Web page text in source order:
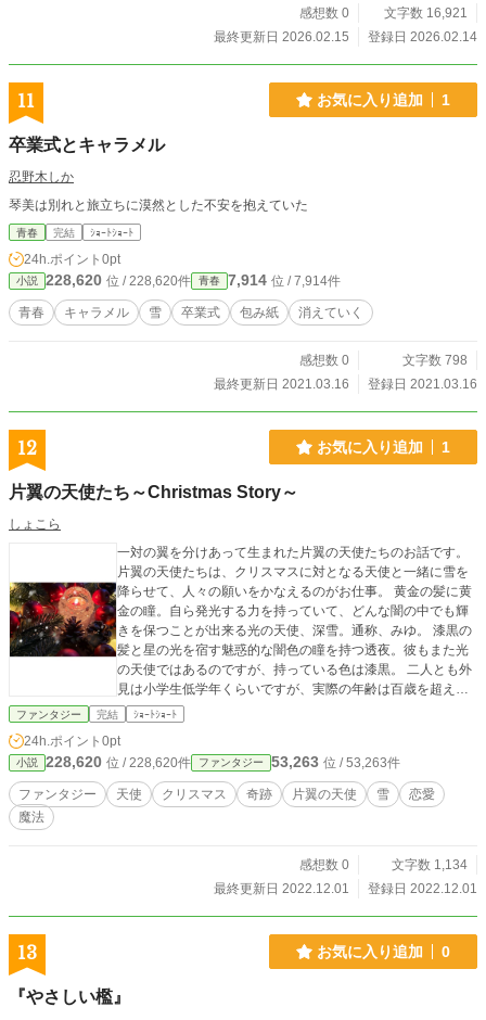
き』 ※SNSを巡る慶介の恋の謎解き三角形 ●本編4作目《全9
話＋α/完結》 『星明かりと、銀の車窓』 ※聖地巡礼二人旅☆
予定 『恋の病と、あとの祭り』 ※甘々ラブキュン！哲朗29歳
かりの、今日のごほうびスイーツ』 ※あかりのSNS風スイー
哲朗同級生のモキュメンタリー・コメディ ●過去編《短編全
８話/完結保証》 『夜の中学校』7.24公開予定 ※哲朗中３の
ーから 【登場人物】 宮沢あかり(26歳) オフィス用品ルート営
業のお疲れＯＬ。スイーツとスポーツ観戦が好き。初恋には
苦い思い出がある。 坂本哲朗(29歳） コンビニバイト。やる
気ゼロ・社会性ゼロの無愛想店員。顔と声だけはいい、残念
感想数 0
文字数 16,921
最終更新日 2026.02.15
登録日 2026.02.14
11 お気に入り追加 1
卒業式とキャラメル
忍野木しか
琴美は別れと旅立ちに漠然とした不安を抱えていた
青春 完結 ｼｮｰﾄｼｮｰﾄ
24h.ポイント 0pt
小説 228,620 位 / 228,620件 青春 7,914 位 / 7,914件
青春 キャラメル 雪 卒業式 包み紙 消えていく
感想数 0
文字数 798
最終更新日 2021.03.16
登録日 2021.03.16
12 お気に入り追加 1
片翼の天使たち～Christmas Story～
しょこら
一対の翼を分けあって生まれた片翼の天使たちのお話です。
片翼の天使たちは、クリスマスに対となる天使と一緒に雪を
降らせて、人々の願いをかなえるのがお仕事。 黄金の髪に黄
金の瞳。自ら発光する力を持っていて、どんな闇の中でも輝
きを保つことが出来る光の天使、深雪。通称、みゆ。 漆黒の
髪と星の光を宿す魅惑的な闇色の瞳を持つ透夜。彼もまた光
の天使ではあるのですが、持っている色は漆黒。 二人とも外
見は小学生低学年くらいですが、実際の年齢は百歳を超えま
す。 そんな小さな天使たちの物語です。
ファンタジー 完結 ｼｮｰﾄｼｮｰﾄ
24h.ポイント 0pt
小説 228,620 位 / 228,620件 ファンタジー 53,263 位 / 53,263件
ファンタジー 天使 クリスマス 奇跡 片翼の天使 雪
恋愛
魔法
感想数 0
文字数 1,134
最終更新日 2022.12.01
登録日 2022.12.01
13 お気に入り追加 0
『やさしい檻』